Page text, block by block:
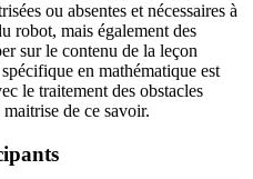
ou absentes et nécessaires à
robot, mais également des
sur le contenu de la leçon
en mathématique est
le traitement des obstacles
de ce savoir.